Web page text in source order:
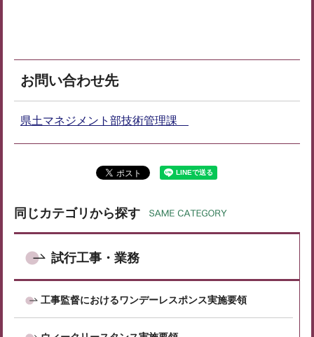
お問い合わせ先
県土マネジメント部技術管理課
同じカテゴリから探す
試行工事・業務
工事監督におけるワンデーレスポンス実施要領